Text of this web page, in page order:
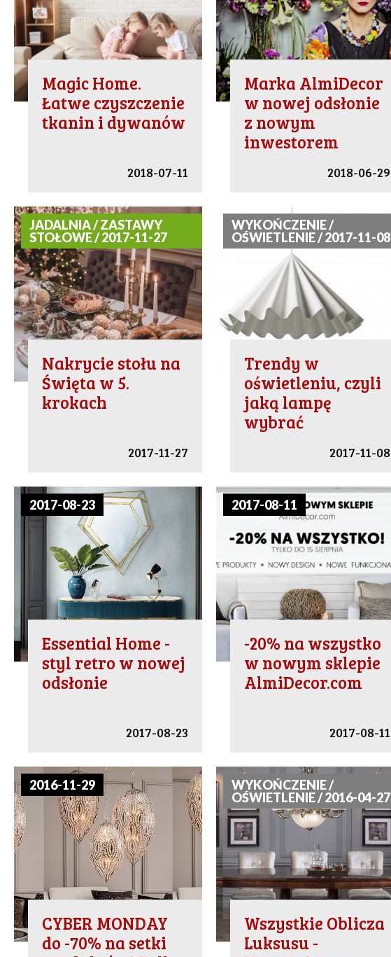
Magic Home.
Łatwe czyszczenie
tkanin i dywanów
2018-07-11
Marka AlmiDecor
w nowej odsłonie
z nowym
inwestorem
2018-06-29
JADALNIA / ZASTAWY
STOŁOWE / 2017-11-27
Nakrycie stołu na
Święta w 5.
krokach
2017-11-27
WYKOŃCZENIE /
OŚWIETLENIE / 2017-11-08
Trendy w
oświetleniu, czyli
jaką lampę
wybrać
2017-11-08
2017-08-23
Essential Home -
styl retro w nowej
odsłonie
2017-08-23
2017-08-11
-20% na wszystko
w nowym sklepie
AlmiDecor.com
2017-08-11
2016-11-29
CYBER MONDAY
do -70% na setki
WYKOŃCZENIE /
OŚWIETLENIE / 2016-04-27
Wszystkie Oblicza
Luksusu -